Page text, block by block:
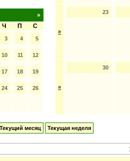
»
Ч П С
3 4 5
10 11 12
17 18 19
24 25 26
»
23
»
30
Текущий месяц Текущая неделя